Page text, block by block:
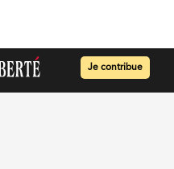
Je contribue